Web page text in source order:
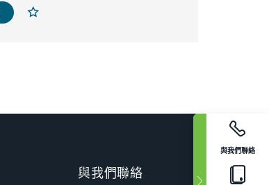
與我們聯絡
與我們聯絡